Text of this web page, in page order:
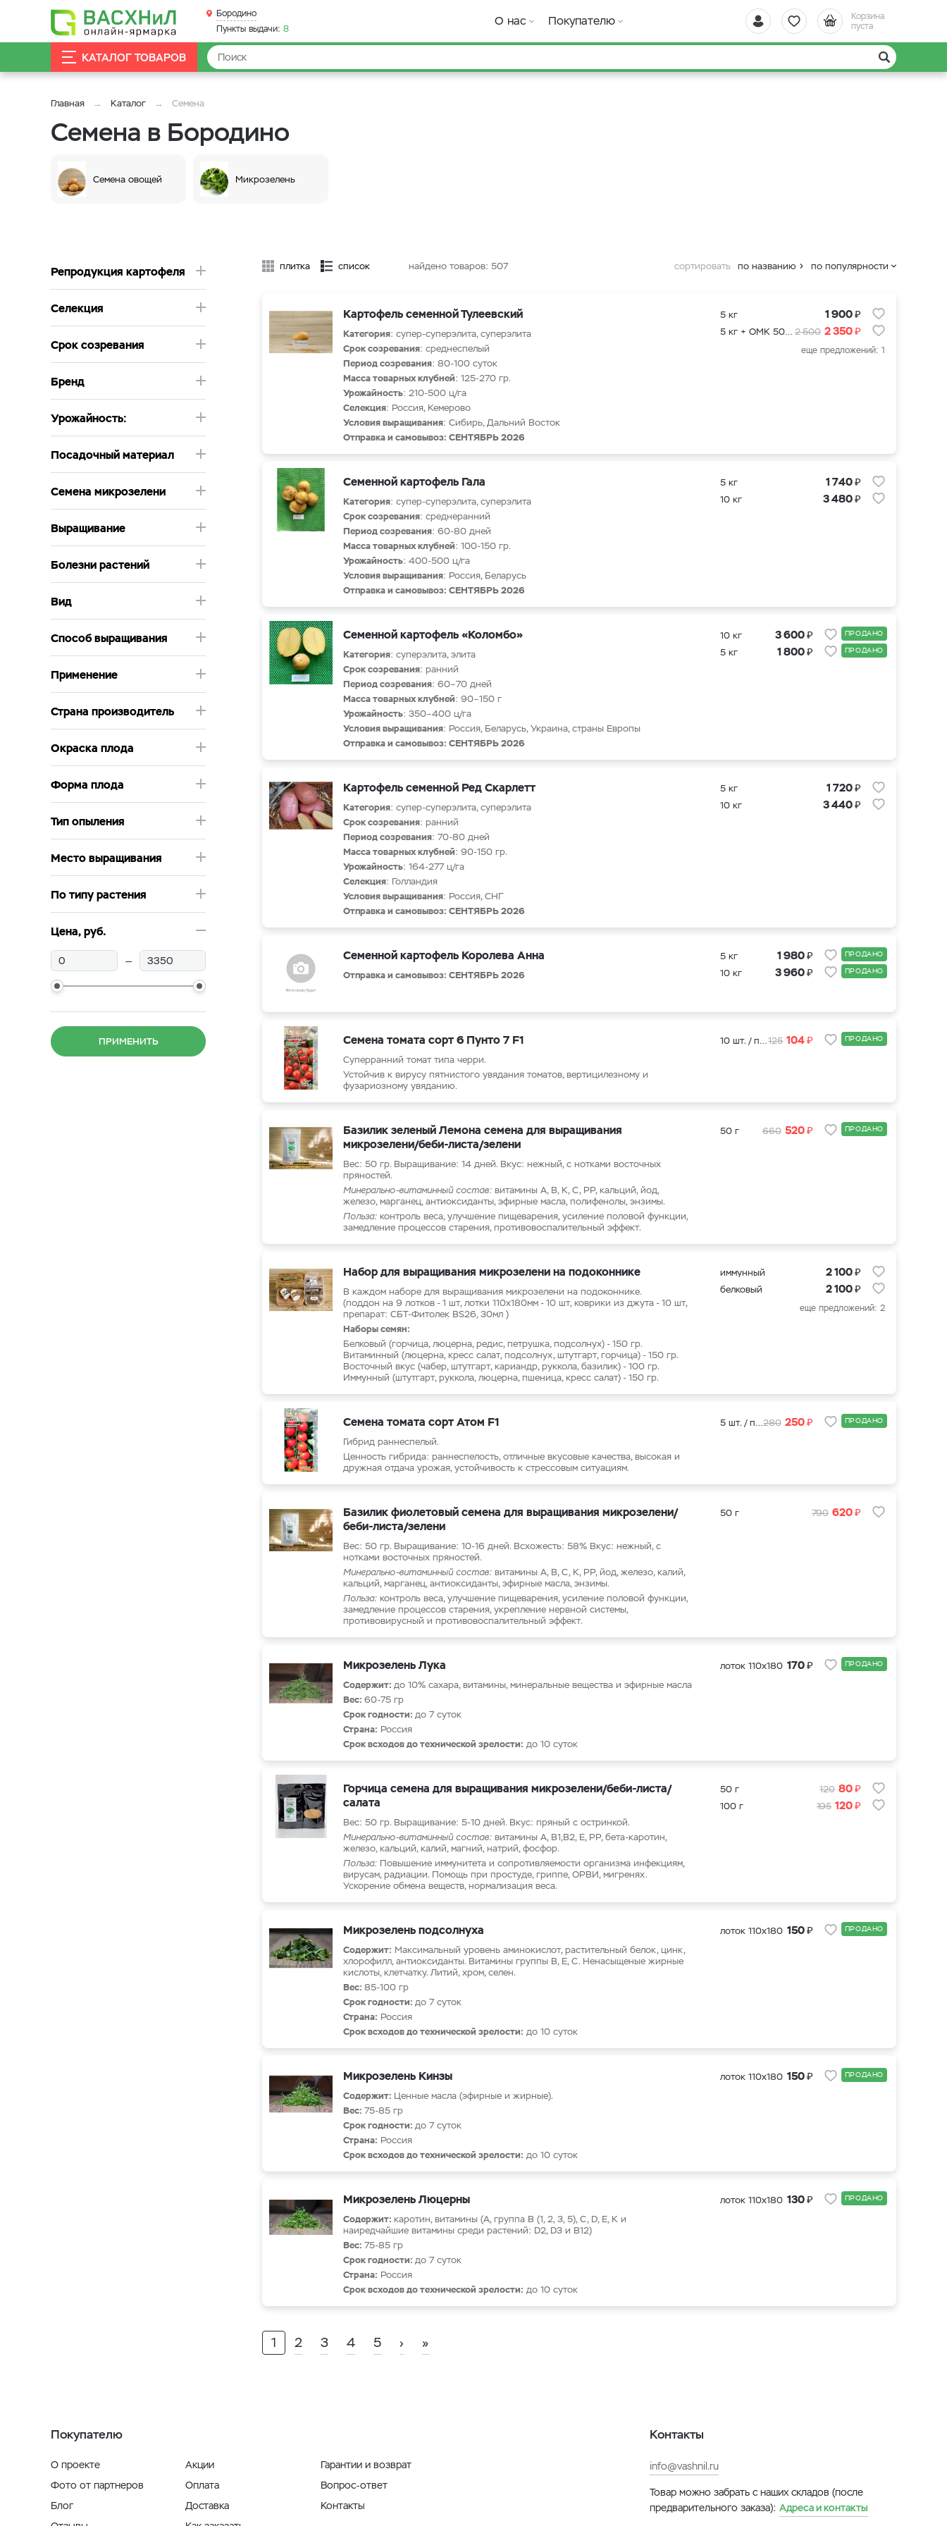
Корзина
пуста
Бородино
Пункты выдачи: 8
О нас Покупателю
КАТАЛОГ ТОВАРОВ
Главная Каталог Семена
Семена в Бородино
Семена овощей Микрозелень
Репродукция картофеля
Селекция
Срок созревания
Бренд
Урожайность:
Посадочный материал
Семена микрозелени
Выращивание
Болезни растений
Вид
Способ выращивания
Применение
Страна производитель
Окраска плода
Форма плода
Тип опыления
Место выращивания
По типу растения
Цена, руб.
—
ПРИМЕНИТЬ
плитка список найдено товаров: 507 сортировать по названию по популярности
Картофель семенной Тулеевский
Категория: супер-суперэлита, суперэлита
Срок созревания: среднеспелый
Период созревания: 80-100 суток
Масса товарных клубней: 125-270 гр.
Урожайность: 210-500 ц/га
Селекция: Россия, Кемерово
Условия выращивания: Сибирь, Дальний Восток
Отправка и самовывоз: СЕНТЯБРЬ 2026
5 кг 1 900₽
5 кг + ОМК 500 мл. 2 500 2 350₽
еще предложений: 1
Семенной картофель Гала
Категория: супер-суперэлита, суперэлита
Срок созревания: среднеранний
Период созревания: 60-80 дней
Масса товарных клубней: 100-150 гр.
Урожайность: 400-500 ц/га
Условия выращивания: Россия, Беларусь
Отправка и самовывоз: СЕНТЯБРЬ 2026
5 кг 1 740₽
10 кг 3 480₽
Семенной картофель «Коломбо»
Категория: суперэлита, элита
Срок созревания: ранний
Период созревания: 60–70 дней
Масса товарных клубней: 90–150 г
Урожайность: 350–400 ц/га
Условия выращивания: Россия, Беларусь, Украина, страны Европы
Отправка и самовывоз: СЕНТЯБРЬ 2026
10 кг 3 600₽ ПРОДАНО
5 кг 1 800₽ ПРОДАНО
Картофель семенной Ред Скарлетт
Категория: супер-суперэлита, суперэлита
Срок созревания: ранний
Период созревания: 70-80 дней
Масса товарных клубней: 90-150 гр.
Урожайность: 164-277 ц/га
Селекция: Голландия
Условия выращивания: Россия, СНГ
Отправка и самовывоз: СЕНТЯБРЬ 2026
5 кг 1 720₽
10 кг 3 440₽
Семенной картофель Королева Анна
Отправка и самовывоз: СЕНТЯБРЬ 2026
5 кг 1 980₽ ПРОДАНО
10 кг 3 960₽ ПРОДАНО
Семена томата сорт 6 Пунто 7 F1
Суперранний томат типа черри.
Устойчив к вирусу пятнистого увядания томатов, вертицилезному и
фузариозному увяданию.
10 шт. / пакет125 104₽ ПРОДАНО
Базилик зеленый Лемона семена для выращивания
микрозелени/беби-листа/зелени
Вес: 50 гр. Выращивание: 14 дней. Вкус: нежный, с нотками восточных
пряностей.
Минерально-витаминный состав: витамины А, В, К, С, РР, кальций, йод,
железо, марганец, антиоксиданты, эфирные масла, полифенолы, энзимы.
Польза: контроль веса, улучшение пищеварения, усиление половой функции,
замедление процессов старения, противовоспалительный эффект.
50 г 660 520₽ ПРОДАНО
Набор для выращивания микрозелени на подоконнике
В каждом наборе для выращивания микрозелени на подоконнике.
(поддон на 9 лотков - 1 шт, лотки 110x180мм - 10 шт, коврики из джута - 10 шт,
препарат: СБТ-Фитолек BS26, 30мл )
Наборы семян:
Белковый (горчица, люцерна, редис, петрушка, подсолнух) - 150 гр.
Витаминный (люцерна, кресс салат, подсолнух, штутгарт, горчица) - 150 гр.
Восточный вкус (чабер, штутгарт, кариандр, руккола, базилик) - 100 гр.
Иммунный (штутгарт, руккола, люцерна, пшеница, кресс салат) - 150 гр.
иммунный 2 100₽
белковый 2 100₽
еще предложений: 2
Семена томата сорт Атом F1
Гибрид раннеспелый.
Ценность гибрида: раннеспелость, отличные вкусовые качества, высокая и
дружная отдача урожая, устойчивость к стрессовым ситуациям.
5 шт. / пакет280 250₽ ПРОДАНО
Базилик фиолетовый семена для выращивания микрозелени/
беби-листа/зелени
Вес: 50 гр. Выращивание: 10-16 дней. Всхожесть: 58% Вкус: нежный, с
нотками восточных пряностей.
Минерально-витаминный состав: витамины А, В, С, К, РР, йод, железо, калий,
кальций, марганец, антиоксиданты, эфирные масла, энзимы.
Польза: контроль веса, улучшение пищеварения, усиление половой функции,
замедление процессов старения, укрепление нервной системы,
противовирусный и противовоспалительный эффект.
50 г 790 620₽
Микрозелень Лука
Содержит: до 10% сахара, витамины, минеральные вещества и эфирные масла
Вес: 60-75 гр
Срок годности: до 7 суток
Страна: Россия
Срок всходов до технической зрелости: до 10 суток
лоток 110х180 170₽ ПРОДАНО
Горчица семена для выращивания микрозелени/беби-листа/
салата
Вес: 50 гр. Выращивание: 5-10 дней. Вкус: пряный с остринкой.
Минерально-витаминный состав: витамины А, В1,В2, Е, PP, бета-каротин,
железо, кальций, калий, магний, натрий, фосфор.
Польза: Повышение иммунитета и сопротивляемости организма инфекциям,
вирусам, радиации. Помощь при простуде, гриппе, ОРВИ, мигренях.
Ускорение обмена веществ, нормализация веса.
50 г 120 80₽
100 г 195 120₽
Микрозелень подсолнуха
Содержит: Максимальный уровень аминокислот, растительный белок, цинк,
хлорофилл, антиоксиданты. Витамины группы В, Е, С. Ненасыщеные жирные
кислоты, клетчатку. Литий, хром, селен.
Вес: 85-100 гр
Срок годности: до 7 суток
Страна: Россия
Срок всходов до технической зрелости: до 10 суток
лоток 110х180 150₽ ПРОДАНО
Микрозелень Кинзы
Содержит: Ценные масла (эфирные и жирные).
Вес: 75-85 гр
Срок годности: до 7 суток
Страна: Россия
Срок всходов до технической зрелости: до 10 суток
лоток 110х180 150₽ ПРОДАНО
Микрозелень Люцерны
Содержит: каротин, витамины (A, группа B (1, 2, 3, 5), С, D, Е, К и
наиредчайшие витамины среди растений: D2, D3 и В12)
Вес: 75-85 гр
Срок годности: до 7 суток
Страна: Россия
Срок всходов до технической зрелости: до 10 суток
лоток 110х180 130₽ ПРОДАНО
1 2 3 4 5 › »
Покупателю
О проекте
Фото от партнеров
Блог
Акции
Оплата
Доставка
Гарантии и возврат
Вопрос-ответ
Контакты
Контакты
info@vashnil.ru
Товар можно забрать с наших складов (после
предварительного заказа): Адреса и контакты